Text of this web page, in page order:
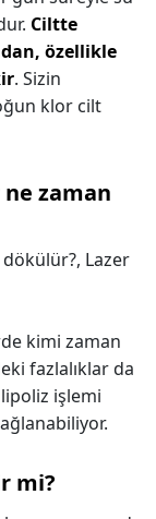
Ciltte
özellikle
. Sizin
klor cilt
ne zaman
dökülür?, Lazer
kimi zaman
fazlalıklar da
işlemi
mi?